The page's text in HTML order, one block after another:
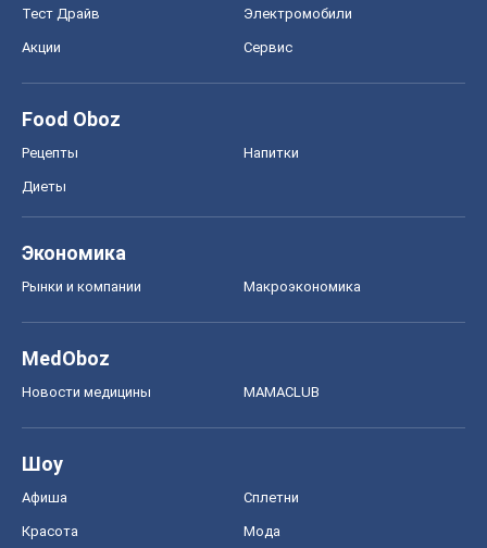
Тест Драйв Электромобили
Акции Сервис
Food Oboz
Рецепты Напитки
Диеты
Экономика
Рынки и компании Mакроэкономика
MedOboz
Новости медицины MAMACLUB
Шоу
Афиша Сплетни
Красота Мода